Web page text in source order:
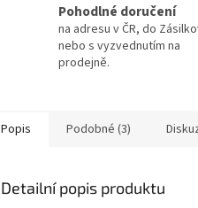
Pohodlné doručení
na adresu v ČR, do
nebo s vyzvednutím na
prodejně.
Popis Podobné (3)
Detailní popis produktu